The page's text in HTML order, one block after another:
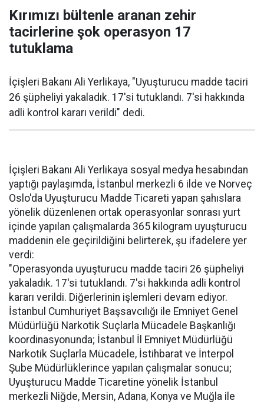
Kırımızı bültenle aranan zehir
tacirlerine şok operasyon 17
tutuklama
İçişleri Bakanı Ali Yerlikaya, "Uyuşturucu madde taciri
26 şüpheliyi yakaladık. 17'si tutuklandı. 7'si hakkında
adli kontrol kararı verildi" dedi.
İçişleri Bakanı Ali Yerlikaya sosyal medya hesabından
yaptığı paylaşımda, İstanbul merkezli 6 ilde ve Norveç
Oslo'da Uyuşturucu Madde Ticareti yapan şahıslara
yönelik düzenlenen ortak operasyonlar sonrası yurt
içinde yapılan çalışmalarda 365 kilogram uyuşturucu
maddenin ele geçirildiğini belirterek, şu ifadelere yer
verdi:
"Operasyonda uyuşturucu madde taciri 26 şüpheliyi
yakaladık. 17'si tutuklandı. 7'si hakkında adli kontrol
kararı verildi. Diğerlerinin işlemleri devam ediyor.
İstanbul Cumhuriyet Başsavcılığı ile Emniyet Genel
Müdürlüğü Narkotik Suçlarla Mücadele Başkanlığı
koordinasyonunda; İstanbul İl Emniyet Müdürlüğü
Narkotik Suçlarla Mücadele, İstihbarat ve İnterpol
Şube Müdürlüklerince yapılan çalışmalar sonucu;
Uyuşturucu Madde Ticaretine yönelik İstanbul
merkezli Niğde, Mersin, Adana, Konya ve Muğla ile